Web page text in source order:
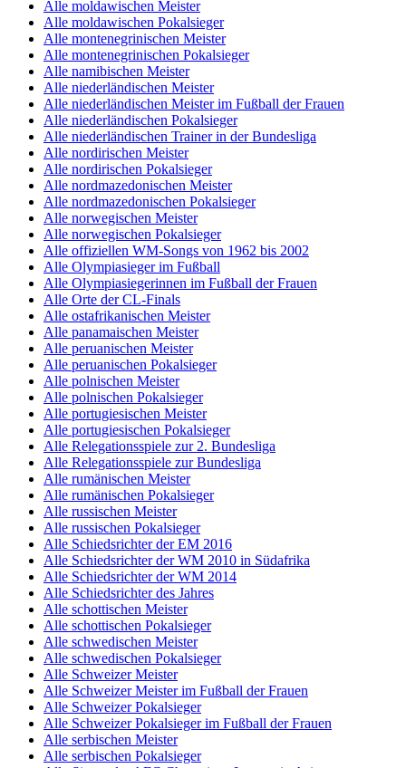
Alle moldawischen Meister
Alle moldawischen Pokalsieger
Alle montenegrinischen Meister
Alle montenegrinischen Pokalsieger
Alle namibischen Meister
Alle niederländischen Meister
Alle niederländischen Meister im Fußball der Frauen
Alle niederländischen Pokalsieger
Alle niederländischen Trainer in der Bundesliga
Alle nordirischen Meister
Alle nordirischen Pokalsieger
Alle nordmazedonischen Meister
Alle nordmazedonischen Pokalsieger
Alle norwegischen Meister
Alle norwegischen Pokalsieger
Alle offiziellen WM-Songs von 1962 bis 2002
Alle Olympiasieger im Fußball
Alle Olympiasiegerinnen im Fußball der Frauen
Alle Orte der CL-Finals
Alle ostafrikanischen Meister
Alle panamaischen Meister
Alle peruanischen Meister
Alle peruanischen Pokalsieger
Alle polnischen Meister
Alle polnischen Pokalsieger
Alle portugiesischen Meister
Alle portugiesischen Pokalsieger
Alle Relegationsspiele zur 2. Bundesliga
Alle Relegationsspiele zur Bundesliga
Alle rumänischen Meister
Alle rumänischen Pokalsieger
Alle russischen Meister
Alle russischen Pokalsieger
Alle Schiedsrichter der EM 2016
Alle Schiedsrichter der WM 2010 in Südafrika
Alle Schiedsrichter der WM 2014
Alle Schiedsrichter des Jahres
Alle schottischen Meister
Alle schottischen Pokalsieger
Alle schwedischen Meister
Alle schwedischen Pokalsieger
Alle Schweizer Meister
Alle Schweizer Meister im Fußball der Frauen
Alle Schweizer Pokalsieger
Alle Schweizer Pokalsieger im Fußball der Frauen
Alle serbischen Meister
Alle serbischen Pokalsieger